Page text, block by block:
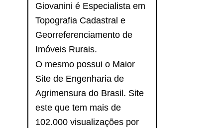
Giovanini é Especialista em
Topografia Cadastral e
Georreferenciamento de
Imóveis Rurais.
O mesmo possui o Maior
Site de Engenharia de
Agrimensura do Brasil. Site
este que tem mais de
102.000 visualizações por